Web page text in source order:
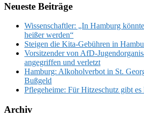
Neueste Beiträge
Wissenschaftler: „In Hamburg
heißer werden“
Steigen die Kita-Gebühren in
Vorsitzender von AfD-
angegriffen und verletzt
Hamburg: Alkoholverbot in St.
Bußgeld
Pflegeheime: Für Hitzeschutz gibt
Archiv